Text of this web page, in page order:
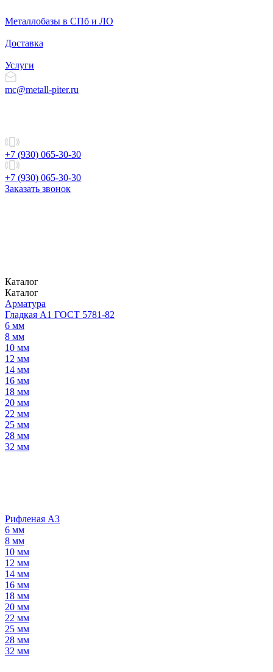
Металлобазы в СПб и ЛО
Доставка
Услуги
mc@metall-piter.ru
+7 (930) 065-30-30
+7 (930) 065-30-30
Заказать звонок
Каталог
Каталог
Арматура
Гладкая А1 ГОСТ 5781-82
6 мм
8 мм
10 мм
12 мм
14 мм
16 мм
18 мм
20 мм
22 мм
25 мм
28 мм
32 мм
Рифленая А3
6 мм
8 мм
10 мм
12 мм
14 мм
16 мм
18 мм
20 мм
22 мм
25 мм
28 мм
32 мм